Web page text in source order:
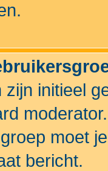
zijn initieel
moet
bericht.